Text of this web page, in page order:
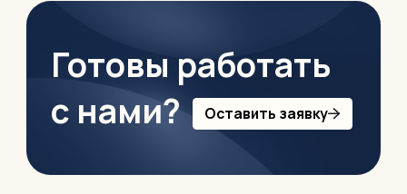
Готовы работать
с нами?
Оставить заявку